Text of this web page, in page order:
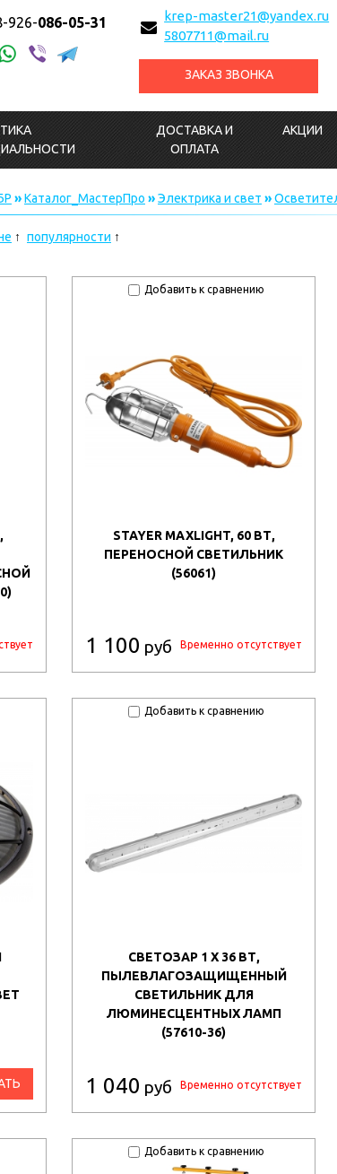
926-086-05-31
krep-master21@yandex.ru
5807711@mail.ru
ЗАКАЗ ЗВОНКА
ДОСТАВКА И
ОПЛАТА
АКЦИИ
»Каталог_МастерПро »Электрика и свет »
популярности
Добавить к сравнению
STAYER MAXLIGHT, 60 ВТ,
ПЕРЕНОСНОЙ СВЕТИЛЬНИК
(56061)
1 100 руб Временно отсутствует
Добавить к сравнению
СВЕТОЗАР 1 Х 36 ВТ,
ПЫЛЕВЛАГОЗАЩИЩЕННЫЙ
СВЕТИЛЬНИК ДЛЯ
ЛЮМИНЕСЦЕНТНЫХ ЛАМП
(57610-36)
1 040 руб Временно отсутствует
Добавить к сравнению